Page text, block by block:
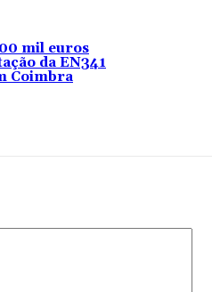
mil euros
da EN341
Coimbra